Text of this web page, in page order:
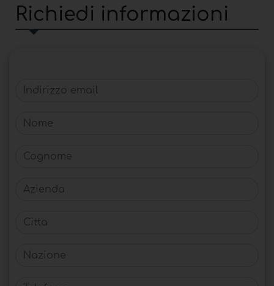
Richiedi informazioni
Indirizzo email
Nome
Cognome
Azienda
Citta
Nazione
Telefono